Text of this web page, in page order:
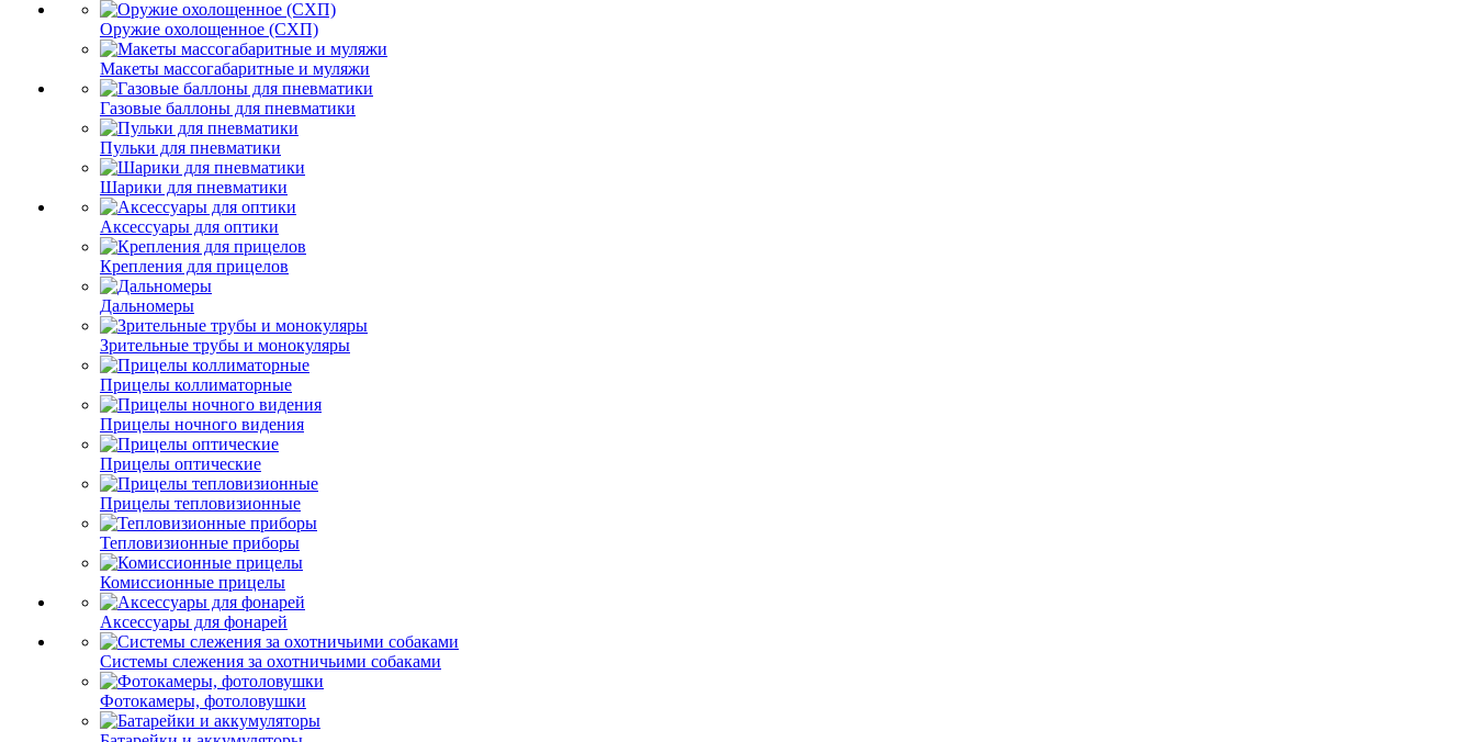
Оружие охолощенное (СХП)
Макеты массогабаритные и муляжи
Газовые баллоны для пневматики
Пульки для пневматики
Шарики для пневматики
Аксессуары для оптики
Крепления для прицелов
Дальномеры
Зрительные трубы и монокуляры
Прицелы коллиматорные
Прицелы ночного видения
Прицелы оптические
Прицелы тепловизионные
Тепловизионные приборы
Комиссионные прицелы
Аксессуары для фонарей
Системы слежения за охотничьими собаками
Фотокамеры, фотоловушки